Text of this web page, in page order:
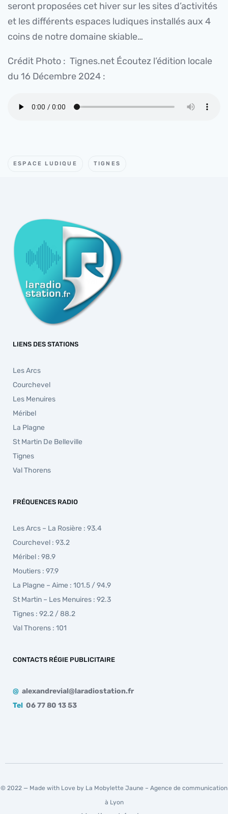
seront proposées cet hiver sur les sites d’activités
et les différents espaces ludiques installés aux 4
coins de notre domaine skiable…
Crédit Photo : Tignes.net Écoutez l’édition locale
du 16 Décembre 2024 :
ESPACE LUDIQUE TIGNES
LIENS DES STATIONS
Les Arcs
Courchevel
Les Menuires
Méribel
La Plagne
St Martin De Belleville
Tignes
Val Thorens
FRÉQUENCES RADIO
Les Arcs – La Rosière : 93.4
Courchevel : 93.2
Méribel : 98.9
Moutiers : 97.9
La Plagne – Aime : 101.5 / 94.9
St Martin – Les Menuires : 92.3
Tignes : 92.2 / 88.2
Val Thorens : 101
CONTACTS RÉGIE PUBLICITAIRE
@ alexandrevial@laradiostation.fr
Tel 06 77 80 13 53
© 2022 — Made with Love by La Mobylette Jaune – Agence de communication
à Lyon